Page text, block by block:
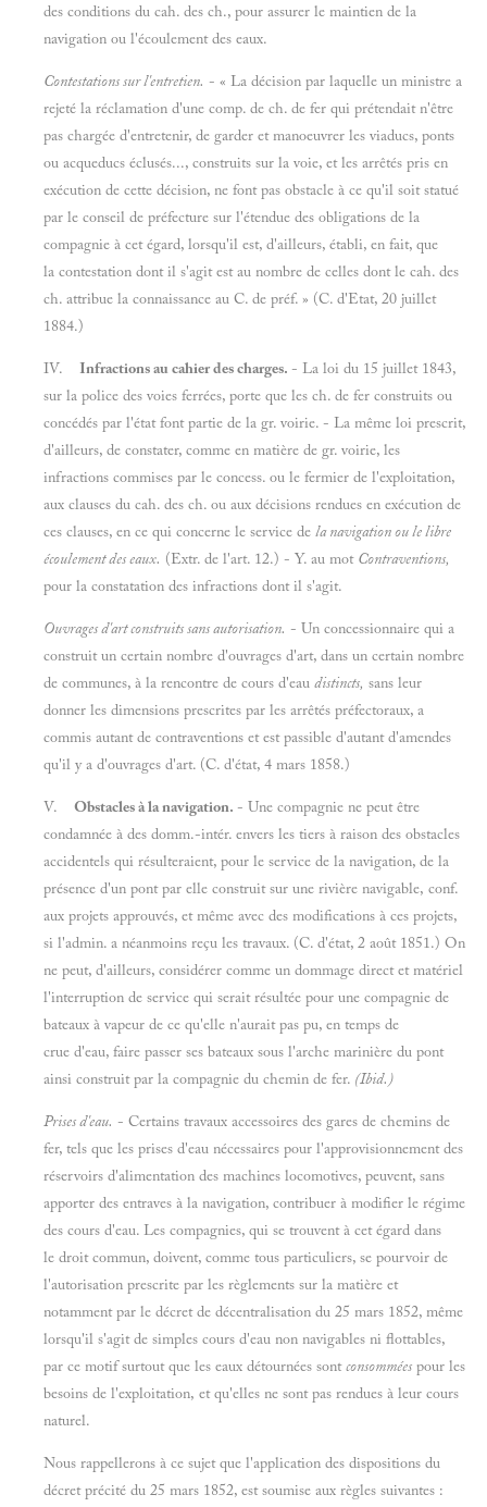
des conditions du cah. des ch., pour assurer le maintien de la
navigation ou l'écoulement des eaux.
Contestations sur l'entretien. - « La décision par laquelle un ministre a
rejeté la réclamation d'une comp. de ch. de fer qui prétendait n'être
pas chargée d'entretenir, de garder et manoeuvrer les viaducs, ponts
ou acqueducs éclusés..., construits sur la voie, et les arrêtés pris en
exécution de cette décision, ne font pas obstacle à ce qu'il soit statué
par le conseil de préfecture sur l'étendue des obligations de la
compagnie à cet égard, lorsqu'il est, d'ailleurs, établi, en fait, que
la contestation dont il s'agit est au nombre de celles dont le cah. des
ch. attribue la connaissance au C. de préf. » (C. d'Etat, 20 juillet
1884.)
IV. Infractions au cahier des charges. - La loi du 15 juillet 1843,
sur la police des voies ferrées, porte que les ch. de fer construits ou
concédés par l'état font partie de la gr. voirie. - La même loi prescrit,
d'ailleurs, de constater, comme en matière de gr. voirie, les
infractions commises par le concess. ou le fermier de l'exploitation,
aux clauses du cah. des ch. ou aux décisions rendues en exécution de
ces clauses, en ce qui concerne le service de la navigation ou le libre
écoulement des eaux. (Extr. de l'art. 12.) - Y. au mot Contraventions,
pour la constatation des infractions dont il s'agit.
Ouvrages d'art construits sans autorisation. - Un concessionnaire qui a
construit un certain nombre d'ouvrages d'art, dans un certain nombre
de communes, à la rencontre de cours d'eau distincts, sans leur
donner les dimensions prescrites par les arrêtés préfectoraux, a
commis autant de contraventions et est passible d'autant d'amendes
qu'il y a d'ouvrages d'art. (C. d'état, 4 mars 1858.)
V. Obstacles à la navigation. - Une compagnie ne peut être
condamnée à des domm.-intér. envers les tiers à raison des obstacles
accidentels qui résulteraient, pour le service de la navigation, de la
présence d'un pont par elle construit sur une rivière navigable, conf.
aux projets approuvés, et même avec des modifications à ces projets,
si l'admin. a néanmoins reçu les travaux. (C. d'état, 2 août 1851.) On
ne peut, d'ailleurs, considérer comme un dommage direct et matériel
l'interruption de service qui serait résultée pour une compagnie de
bateaux à vapeur de ce qu'elle n'aurait pas pu, en temps de
crue d'eau, faire passer ses bateaux sous l'arche marinière du pont
ainsi construit par la compagnie du chemin de fer. (Ibid.)
Prises d'eau. - Certains travaux accessoires des gares de chemins de
fer, tels que les prises d'eau nécessaires pour l'approvisionnement des
réservoirs d'alimentation des machines locomotives, peuvent, sans
apporter des entraves à la navigation, contribuer à modifier le régime
des cours d'eau. Les compagnies, qui se trouvent à cet égard dans
le droit commun, doivent, comme tous particuliers, se pourvoir de
l'autorisation prescrite par les règlements sur la matière et
notamment par le décret de décentralisation du 25 mars 1852, même
lorsqu'il s'agit de simples cours d'eau non navigables ni flottables,
par ce motif surtout que les eaux détournées sontconsommées pour les
besoins de l'exploitation, et qu'elles ne sont pas rendues à leur cours
naturel.
Nous rappellerons à ce sujet que l'application des dispositions du
décret précité du 25 mars 1852, est soumise aux règles suivantes :